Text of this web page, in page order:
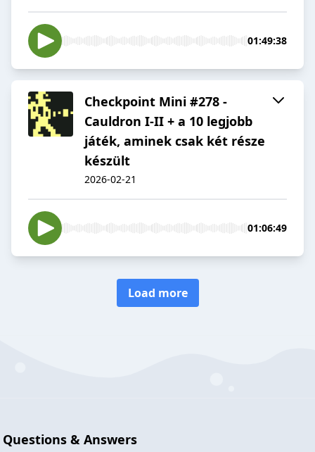
01:49:38
Checkpoint Mini #278 -
Cauldron I-II + a 10 legjobb
játék, aminek csak két része
készült
2026-02-21
01:06:49
Load more
Questions & Answers